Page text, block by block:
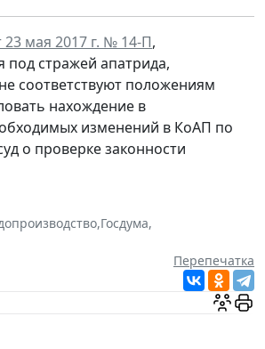
мая 2017 г. № 14-П,
стражей апатрида,
соответствуют положениям
нахождение в
изменений в КоАП по
о проверке законности
,Госдума,
Перепечатка